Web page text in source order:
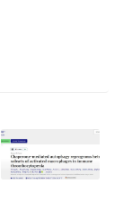
血小板 减少症治疗新